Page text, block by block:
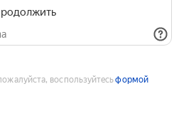
воспользуйтесьформой